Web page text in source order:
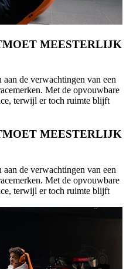
MEESTERLIJK
de verwachtingen van een
Met de opvouwbare
terwijl er toch ruimte blijft
MEESTERLIJK
de verwachtingen van een
Met de opvouwbare
terwijl er toch ruimte blijft